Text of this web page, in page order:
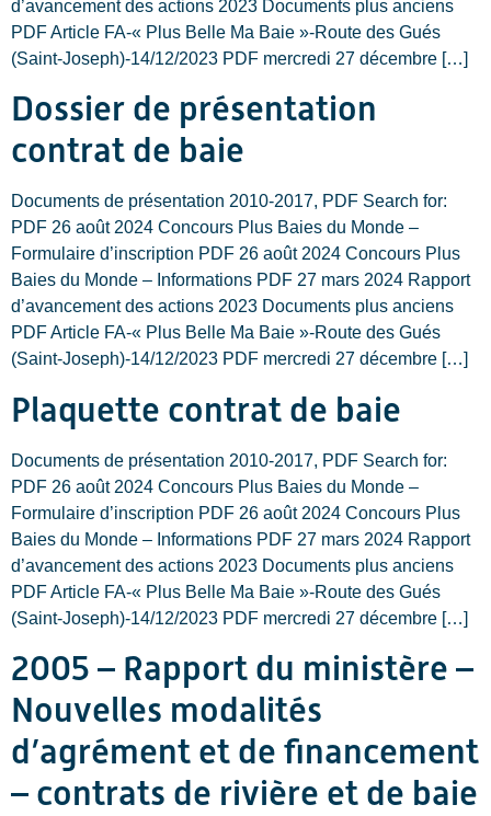
d’avancement des actions 2023 Documents plus anciens
PDF Article FA-« Plus Belle Ma Baie »-Route des Gués
(Saint-Joseph)-14/12/2023 PDF mercredi 27 décembre […]
Dossier de présentation
contrat de baie
Documents de présentation 2010-2017, PDF Search for:
PDF 26 août 2024 Concours Plus Baies du Monde –
Formulaire d’inscription PDF 26 août 2024 Concours Plus
Baies du Monde – Informations PDF 27 mars 2024 Rapport
d’avancement des actions 2023 Documents plus anciens
PDF Article FA-« Plus Belle Ma Baie »-Route des Gués
(Saint-Joseph)-14/12/2023 PDF mercredi 27 décembre […]
Plaquette contrat de baie
Documents de présentation 2010-2017, PDF Search for:
PDF 26 août 2024 Concours Plus Baies du Monde –
Formulaire d’inscription PDF 26 août 2024 Concours Plus
Baies du Monde – Informations PDF 27 mars 2024 Rapport
d’avancement des actions 2023 Documents plus anciens
PDF Article FA-« Plus Belle Ma Baie »-Route des Gués
(Saint-Joseph)-14/12/2023 PDF mercredi 27 décembre […]
2005 – Rapport du ministère –
Nouvelles modalités
d’agrément et de financement
– contrats de rivière et de baie